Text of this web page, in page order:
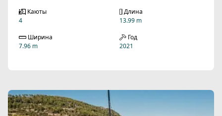
Каюты
4
Длина
13.99 m
Ширина
7.96 m
Год
2021